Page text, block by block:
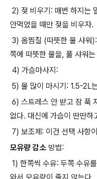
2) 젖 비우기: 매번 하지는
안먹었을 때만 젖을 비우자.
3) 옴찜질 (따뜻한 물 샤워
쪽에 따뜻한 물을, 풀 샤워
4) 가슴마사지:
5) 물 많이 마시기: 1.5-2L
6) 스트레스 안 받고 잠 푹
없다. 대신에 가슴이 딴딴
7) 보조제: 이건 선택 사항
모유량 감소 방법:
1) 한쪽씩 수유: 두쪽 수유